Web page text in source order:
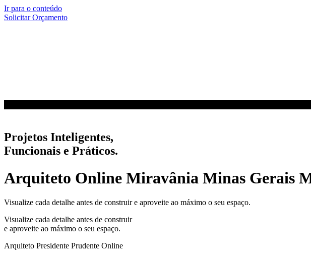
Ir para o conteúdo
Solicitar Orçamento
Projetos Inteligentes,
Funcionais e Práticos.
Arquiteto Online Miravânia Minas Gerais
Visualize cada detalhe antes de construir e aproveite ao máximo o seu espaço.
Visualize cada detalhe antes de construir
e aproveite ao máximo o seu espaço.
Arquiteto Presidente Prudente Online